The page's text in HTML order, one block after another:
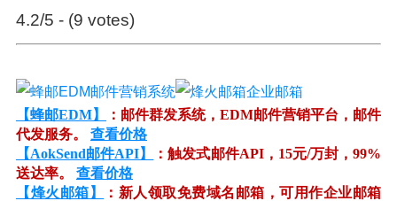
4.2/5 - (9 votes)
【蜂邮EDM】
：邮件群发系统，EDM邮件营销平台，邮件
代发服务。 查看价格
【AokSend邮件API】
：触发式邮件API，15元/万封，99%
送达率。 查看价格
【烽火邮箱】
：新人领取免费域名邮箱，可用作企业邮箱